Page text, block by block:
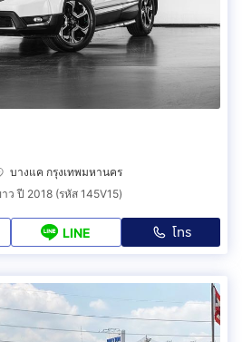
บางแค กรุงเทพมหานคร
ว ปี 2018 (รหัส 145V15)
LINE โทร